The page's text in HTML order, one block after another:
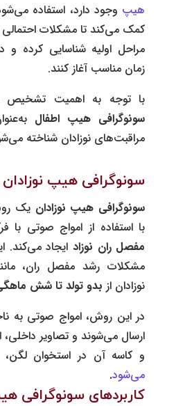
هیپ وجود دارد، استفاده
کمک می‌کند تا مشکلات احتمالی
مراحل اولیه شناسایی کرده و
زمان مناسب آغاز کنند.
با توجه به اهمیت تشخیص
سونوگرافی هیپ اطفال
مراقبت‌های نوزادان شناخته
سونوگرافی هیپ
سونوگرافی هیپ نوزادان یک
با استفاده از امواج صوتی با
مفصل ران نوزاد ایجاد می‌کند.
مشکلات رشد مفصل ران،
نوزادان از بدو تولد تا شش
در این روش، امواج صوتی به
ارسال می‌شوند و تصاویر داخلی،
و کاسه آن در استخوان لگن،
می‌شود.
کاربردهای سونوگرافی